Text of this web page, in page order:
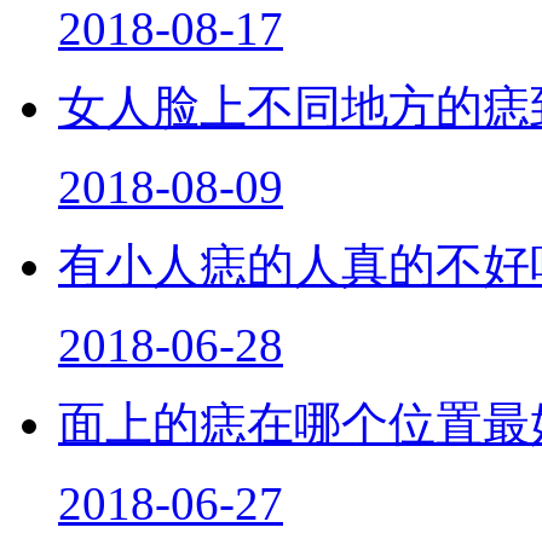
2018-08-17
女人脸上不同地方的
2018-08-09
有小人痣的人真的不好
2018-06-28
面上的痣在哪个位置最
2018-06-27